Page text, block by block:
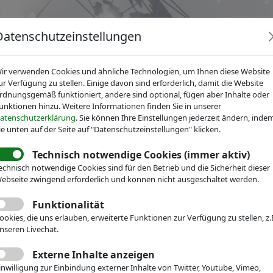
News Dienstleistungen Fachgruppen Über
Mikrotechnik News Pressemitteilungen
Verbände
der
verwenden Cookies und ähnliche Technologien, um Ihnen diese Website
Verfügung zu stellen. Einige davon sind erforderlich, damit die Website
funktioniert, andere sind optional, fügen aber Inhalte oder
hinzu. Weitere Informationen finden Sie in unserer
. Sie können Ihre Einstellungen jederzeit ändern,
unten auf der Seite auf "Datenschutzeinstellungen" klicken.
Technisch notwendige Cookies (immer aktiv)
notwendige Cookies sind für den Betrieb und die Sicherheit dieser
zwingend erforderlich und können nicht ausgeschaltet werden.
Funktionalität
die uns erlauben, erweiterte Funktionen zur Verfügung zu stellen,
Livechat.
Externe Inhalte anzeigen
zur Einbindung externer Inhalte von Twitter, Youtube, Vimeo,